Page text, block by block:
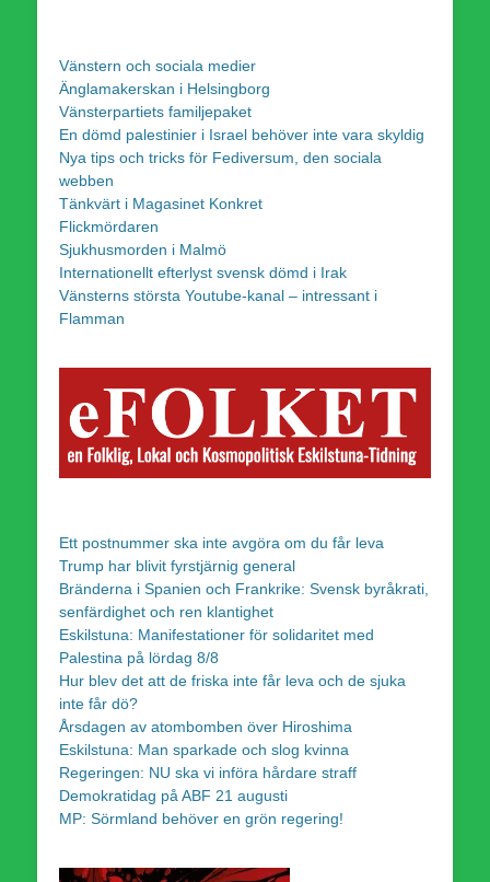
Vänstern och sociala medier
Änglamakerskan i Helsingborg
Vänsterpartiets familjepaket
En dömd palestinier i Israel behöver inte vara skyldig
Nya tips och tricks för Fediversum, den sociala
webben
Tänkvärt i Magasinet Konkret
Flickmördaren
Sjukhusmorden i Malmö
Internationellt efterlyst svensk dömd i Irak
Vänsterns största Youtube-kanal – intressant i
Flamman
Ett postnummer ska inte avgöra om du får leva
Trump har blivit fyrstjärnig general
Bränderna i Spanien och Frankrike: Svensk byråkrati,
senfärdighet och ren klantighet
Eskilstuna: Manifestationer för solidaritet med
Palestina på lördag 8/8
Hur blev det att de friska inte får leva och de sjuka
inte får dö?
Årsdagen av atombomben över Hiroshima
Eskilstuna: Man sparkade och slog kvinna
Regeringen: NU ska vi införa hårdare straff
Demokratidag på ABF 21 augusti
MP: Sörmland behöver en grön regering!